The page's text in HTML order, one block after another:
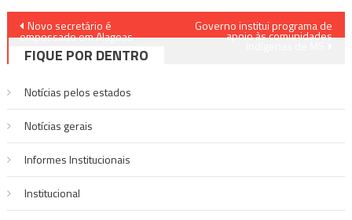
Navegação
de
Post
Novo secretário é
empossado em Alagoas
Governo institui programa de
apoio às comunidades
FIQUE POR DENTRO
Notícias pelos estados
Notí­cias gerais
Informes Institucionais
Institucional